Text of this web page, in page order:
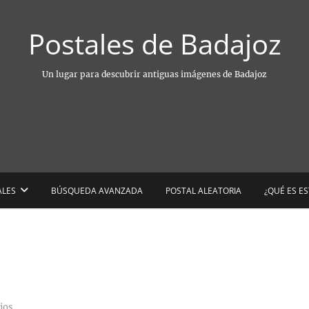
Postales de Badajoz
Un lugar para descubrir antiguas imágenes de Badajoz
BÚSQUEDA AVANZADA POSTAL ALEATORIA ¿QUÉ ES